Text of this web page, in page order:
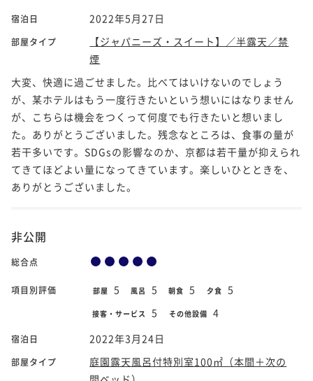
宿泊日 2022年5月27日
部屋タイプ
【ジャパニーズ・スイート】／半露天／禁
煙
大変、快適に過ごせました。比べてはいけないのでしょう
が、某ホテルはもう一度行きたいという想いにはなりません
が、こちらは機会をつくって何度でも行きたいと想いまし
た。ありがとうございました。残念なところは、食事の量が
若干多いです。SDGsの影響なのか、京都は若干量が抑えられ
てきてほどよい量になってきています。楽しいひとときを、
ありがとうございました。
非公開
総合点
項目別評価 部屋 5 風呂 5 朝食 5 夕食 5
接客・サービス 5 その他設備 4
宿泊日 2022年3月24日
部屋タイプ
庭園露天風呂付特別室100㎡（本間＋次の